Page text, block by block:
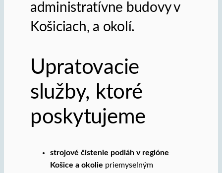
administratívne budovy v
Košiciach, a okolí.
Upratovacie
služby, ktoré
poskytujeme
strojové čistenie podláh v regióne
Košice a okolie priemyselným